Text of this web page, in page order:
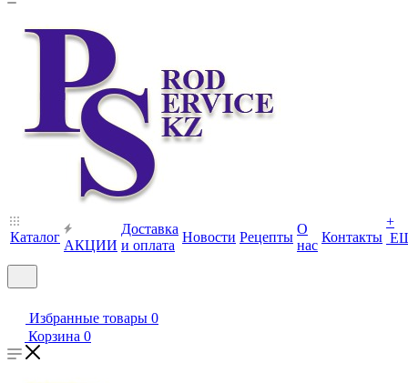
Каталог
АКЦИИ
Доставка
и оплата
Новости Рецепты
О
нас
Контакты
+
Избранные товары 0
Корзина 0